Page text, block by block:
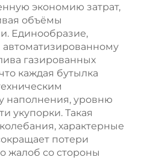
экономию затрат,
объёмы
Единообразие,
автоматизированному
газированных
каждая бутылка
наполнения, уровню
укупорки. Такая
характерные
потери
жалоб со стороны